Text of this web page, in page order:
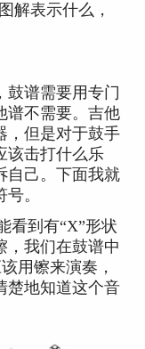
解表示什么，
鼓谱需要用专门
谱不需要。吉他
，但是对于鼓手
该击打什么乐
自己。下面我就
。
看到有“X”形状
，我们在鼓谱中
用镲来演奏，
楚地知道这个音